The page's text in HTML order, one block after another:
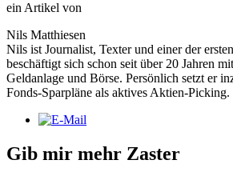
ein Artikel von
Nils Matthiesen
Nils ist Journalist, Texter und einer der
beschäftigt sich schon seit über 20 Jahren
Geldanlage und Börse. Persönlich setzt er
Fonds-Sparpläne als aktives Aktien-Picking.
Gib mir mehr Zaster